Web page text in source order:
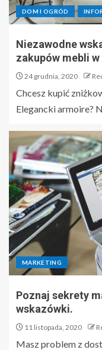
DOM I OGRÓD
Niezawodne
zakupów mebli
24 grudnia, 2020
Chcesz kupić
Elegancki armoire?
MARKETING
Poznaj sekrety
wskazówki.
11 listopada, 2020
Masz problem z